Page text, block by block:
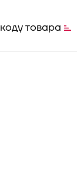
коду товара